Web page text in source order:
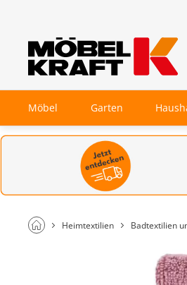
Möbel Garten
Heimtextilien Badtextilien